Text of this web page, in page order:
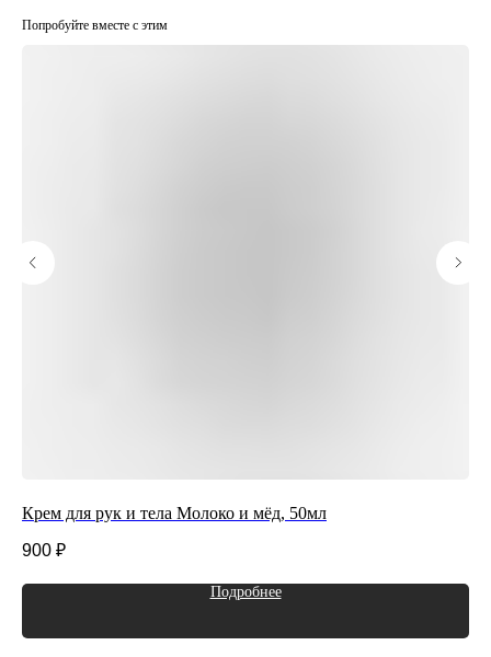
Попробуйте вместе с этим
Крем для рук и тела Молоко и мёд, 50мл
900 ₽
Подробнее